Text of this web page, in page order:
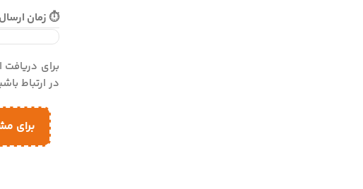
⏱ زمان ارسال: در صورت موجودی 1 الی
برای
در ارتباط
برای